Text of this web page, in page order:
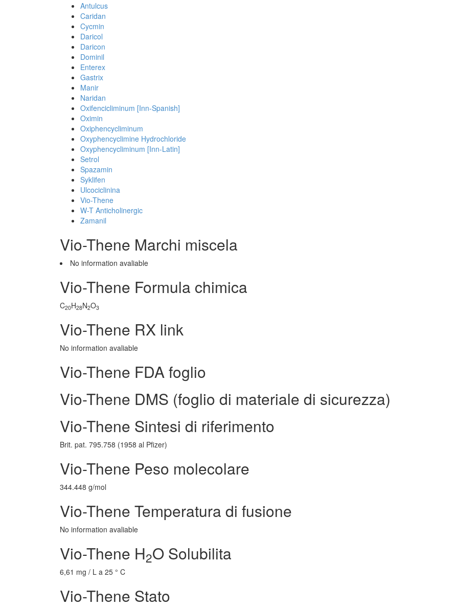
Antulcus
Caridan
Cycmin
Daricol
Daricon
Dominil
Enterex
Gastrix
Manir
Naridan
Oxifencicliminum [Inn-Spanish]
Oximin
Oxiphencycliminum
Oxyphencyclimine Hydrochloride
Oxyphencycliminum [Inn-Latin]
Setrol
Spazamin
Syklifen
Ulcociclinina
Vio-Thene
W-T Anticholinergic
Zamanil
Vio-Thene Marchi miscela
No information avaliable
Vio-Thene Formula chimica
C20H28N2O3
Vio-Thene RX link
No information avaliable
Vio-Thene FDA foglio
Vio-Thene DMS (foglio di materiale di sicurezza)
Vio-Thene Sintesi di riferimento
Brit. pat. 795.758 (1958 al Pfizer)
Vio-Thene Peso molecolare
344.448 g/mol
Vio-Thene Temperatura di fusione
No information avaliable
Vio-Thene H2O Solubilita
6,61 mg / L a 25 ° C
Vio-Thene Stato